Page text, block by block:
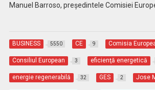
Manuel Barroso, președintele Comisiei
BUSINESS 5550 CE 9 Comisia
Consiliul European 3 eficienţă energetică
energie regenerabilă 32 GES 2 Jose